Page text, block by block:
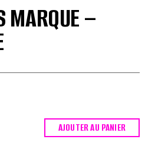
MARQUE –
AJOUTER AU PANIER